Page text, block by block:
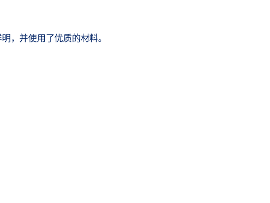
，并使用了优质的材料。